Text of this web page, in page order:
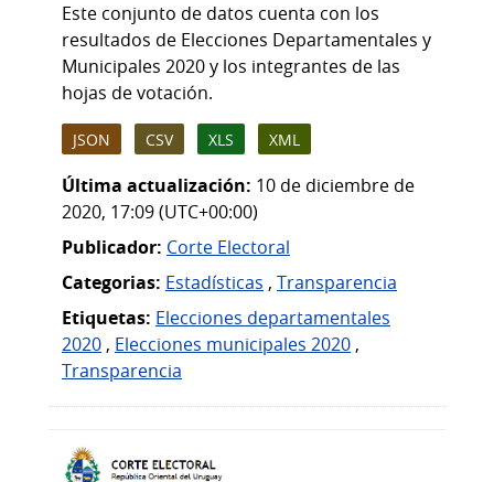
Este conjunto de datos cuenta con los
resultados de Elecciones Departamentales y
Municipales 2020 y los integrantes de las
hojas de votación.
JSON CSV XLS XML
Última actualización: 10 de diciembre de
2020, 17:09 (UTC+00:00)
Publicador: Corte Electoral
Categorias: Estadísticas , Transparencia
Etiquetas: Elecciones departamentales
2020 , Elecciones municipales 2020 ,
Transparencia